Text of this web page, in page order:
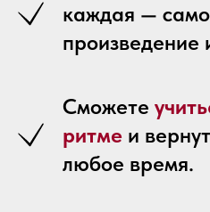
каждая —
произведение
Сможете
ритме и
любое время.